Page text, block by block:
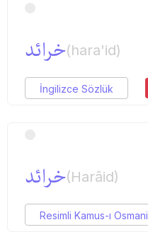
خرائد(hara'id)
İngilizce Sözlük
خرائد(Harâid)
Resimli Kamus-ı Osmani